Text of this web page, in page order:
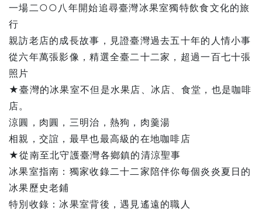
一場二○○八年開始追尋臺灣冰果室獨特飲食文化的旅
行
親訪老店的成長故事，見證臺灣過去五十年的人情小事
從六年萬張影像，精選全臺二十二家，超過一百七十張
照片
★臺灣的冰果室不但是水果店、冰店、食堂，也是咖啡
店。
涼圓，肉圓，三明治，熱狗，肉羹湯
相親，交誼，最早也最高級的在地咖啡店
★從南至北守護臺灣各鄉鎮的清涼聖事
冰果室指南：獨家收錄二十二家陪伴你每個炎炎夏日的
冰果歷史老鋪
特別收錄：冰果室背後，遇見遙遠的職人